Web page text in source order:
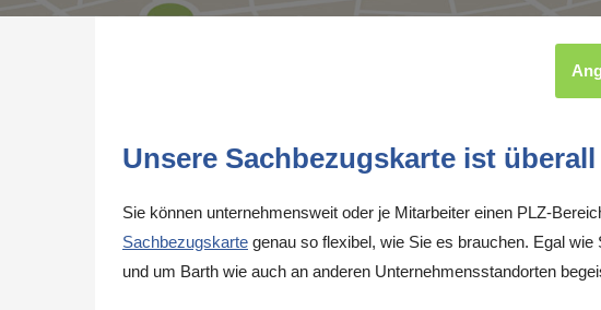
Unsere Sachbezugskarte ist
Sie können unternehmensweit oder je Mitarbeiter einen PLZ-
Sachbezugskarte genau so flexibel, wie Sie es brauchen. Egal
und um Barth wie auch an anderen Unternehmensstandorten